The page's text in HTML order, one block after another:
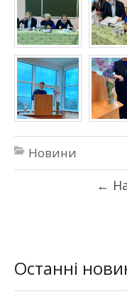
Новини
←
Останні